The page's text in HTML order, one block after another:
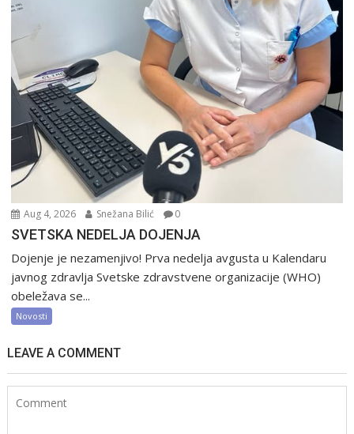
Aug 4, 2026 Snežana Bilić 0
SVETSKA NEDELJA DOJENJA
Dojenje je nezamenjivo! Prva nedelja avgusta u Kalendaru
javnog zdravlja Svetske zdravstvene organizacije (WHO)
obeležava se...
Novosti
LEAVE A COMMENT